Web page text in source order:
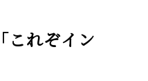
これぞイン
ダはタレ2種、つけ
豚。パサつかない茹